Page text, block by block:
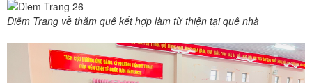
Diễm Trang về thăm quê kết hợp làm từ thiện tại quê nhà